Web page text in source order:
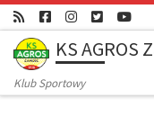
Skip to content
KS AGROS
Klub Sportowy